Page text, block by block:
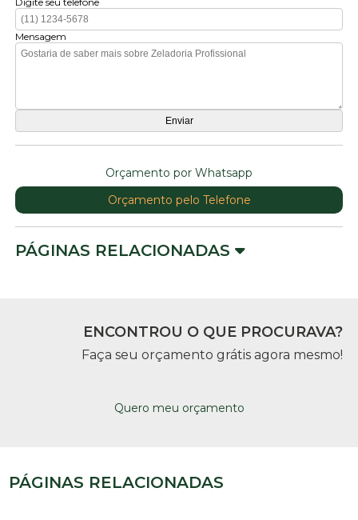
Mensagem
Orçamento por Whatsapp
Orçamento pelo Telefone
PÁGINAS RELACIONADAS
ENCONTROU O QUE PROCURAVA?
Faça seu orçamento grátis agora mesmo!
Quero meu orçamento
PÁGINAS RELACIONADAS